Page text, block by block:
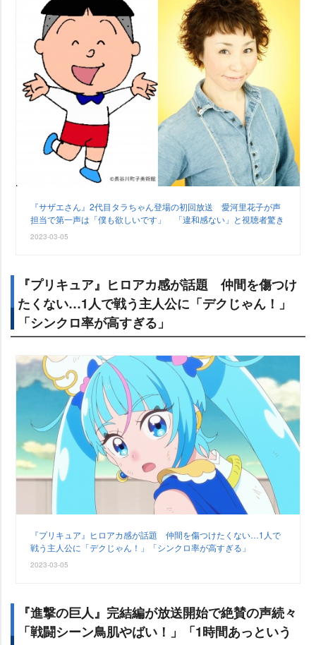
『サザエさん』2代目タラちゃん登場の初回放送 愛河里花子が声
担当で第一声は「僕も欲しいです」 「違和感ない」と視聴者驚き
2023-03-05
『プリキュア』ヒロアカ感が話題 仲間を傷つけ
たくない…1人で戦う主人公に「デクじゃん！」
「シンクロ率が高すぎる」
『プリキュア』ヒロアカ感が話題 仲間を傷つけたくない…1人で
戦う主人公に「デクじゃん！」「シンクロ率が高すぎる」
2023-03-05
『進撃の巨人』完結編が放送開始で絶賛の声続々
「戦闘シーン鳥肌やばい！」「1時間あっという